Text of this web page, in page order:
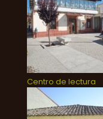
Centro de lectura